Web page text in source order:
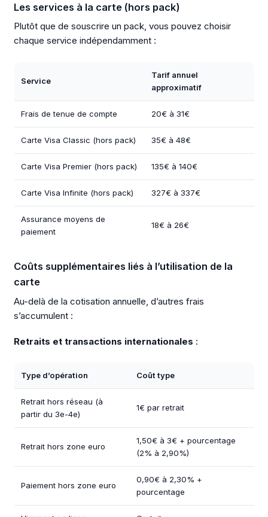
Les services à la carte (hors pack)
Plutôt que de souscrire un pack, vous pouvez choisir
chaque service indépendamment :
Service
Tarif annuel
approximatif
Frais de tenue de compte 20€ à 31€
Carte Visa Classic (hors pack) 35€ à 48€
Carte Visa Premier (hors pack) 135€ à 140€
Carte Visa Infinite (hors pack) 327€ à 337€
Assurance moyens de
paiement
18€ à 26€
Coûts supplémentaires liés à l’utilisation de la
carte
Au-delà de la cotisation annuelle, d’autres frais
s’accumulent :
Retraits et transactions internationales :
Type d’opération Coût type
Retrait hors réseau (à
partir du 3e-4e)
1€ par retrait
Retrait hors zone euro
1,50€ à 3€ + pourcentage
(2% à 2,90%)
Paiement hors zone euro
0,90€ à 2,30% +
pourcentage